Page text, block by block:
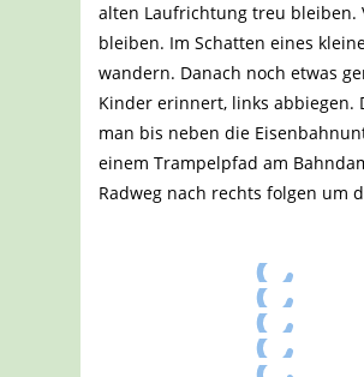
alten Laufrichtung treu bleiben.
bleiben. Im Schatten eines
wandern. Danach noch etwas
Kinder erinnert, links abbiegen.
man bis neben die
einem Trampelpfad am
Radweg nach rechts folgen um